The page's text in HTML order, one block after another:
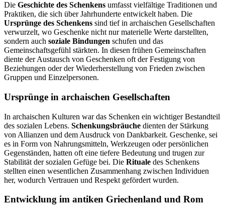
Die Geschichte des Schenkens umfasst vielfältige Traditionen und
Praktiken, die sich über Jahrhunderte entwickelt haben. Die
Ursprünge des Schenkens sind tief in archaischen Gesellschaften
verwurzelt, wo Geschenke nicht nur materielle Werte darstellten,
sondern auch soziale Bindungen schufen und das
Gemeinschaftsgefühl stärkten. In diesen frühen Gemeinschaften
diente der Austausch von Geschenken oft der Festigung von
Beziehungen oder der Wiederherstellung von Frieden zwischen
Gruppen und Einzelpersonen.
Ursprünge in archaischen Gesellschaften
In archaischen Kulturen war das Schenken ein wichtiger Bestandteil
des sozialen Lebens. Schenkungsbräuche dienten der Stärkung
von Allianzen und dem Ausdruck von Dankbarkeit. Geschenke, sei
es in Form von Nahrungsmitteln, Werkzeugen oder persönlichen
Gegenständen, hatten oft eine tiefere Bedeutung und trugen zur
Stabilität der sozialen Gefüge bei. Die Rituale des Schenkens
stellten einen wesentlichen Zusammenhang zwischen Individuen
her, wodurch Vertrauen und Respekt gefördert wurden.
Entwicklung im antiken Griechenland und Rom